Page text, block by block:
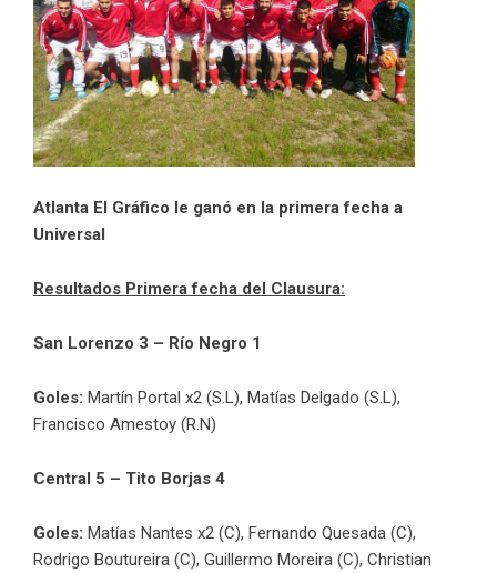
Atlanta El Gráfico le ganó en la primera fecha a
Universal
Resultados Primera fecha del Clausura:
San Lorenzo 3 – Río Negro 1
Goles: Martín Portal x2 (S.L), Matías Delgado (S.L),
Francisco Amestoy (R.N)
Central 5 – Tito Borjas 4
Goles: Matías Nantes x2 (C), Fernando Quesada (C),
Rodrigo Boutureira (C), Guillermo Moreira (C), Christian